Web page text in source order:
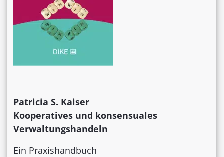
Patricia S. Kaiser
Kooperatives und konsensuales
Verwaltungshandeln
Ein Praxishandbuch